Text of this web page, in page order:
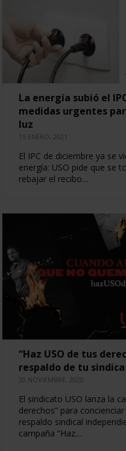
La energía subió el
medidas urgentes
luz
15 ENERO, 2021
El IPC de diciembre ya se
energía: USO pide que se
rebajar el recibo…
“Haz USO de tus
respaldo de tu
20 NOVIEMBRE, 2020
El sindicato USO lanza la
derechos” para
respaldo sindical
campaña “Haz…